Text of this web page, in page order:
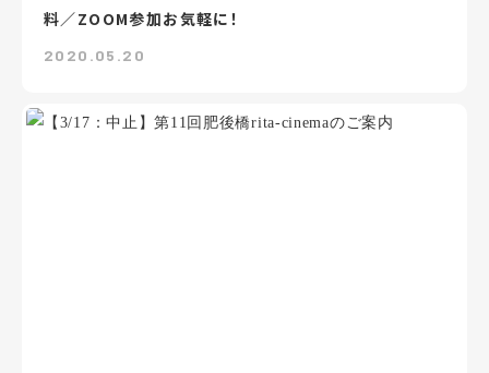
料／ZOOM参加お気軽に！
2020.05.20